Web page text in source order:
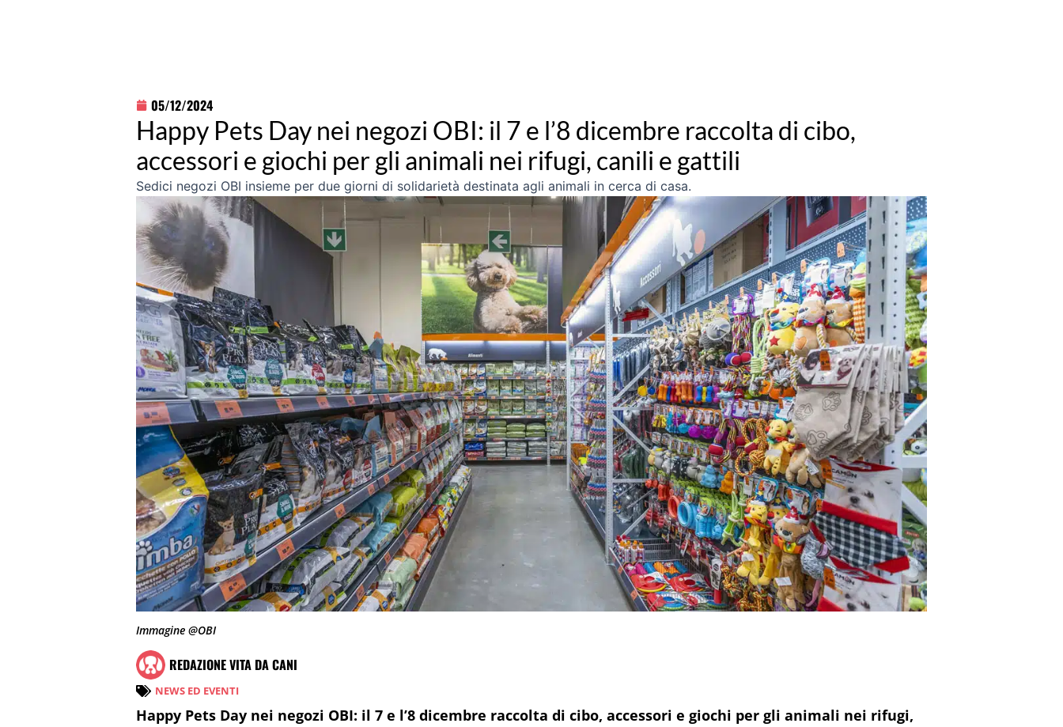
05/12/2024
Happy Pets Day nei negozi OBI: il 7 e l’8 dicembre raccolta di cibo,
accessori e giochi per gli animali nei rifugi, canili e gattili
Sedici negozi OBI insieme per due giorni di solidarietà destinata agli animali in cerca di casa.
Immagine @OBI
REDAZIONE VITA DA CANI
NEWS ED EVENTI
Happy Pets Day nei negozi OBI: il 7 e l’8 dicembre raccolta di cibo, accessori e giochi per gli animali nei rifugi,